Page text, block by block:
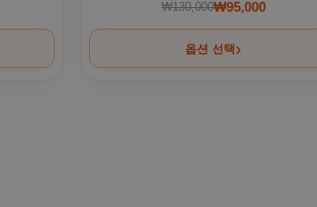
₩130,000원래 가격:
₩95,000
현재 가격:
옵션 선택